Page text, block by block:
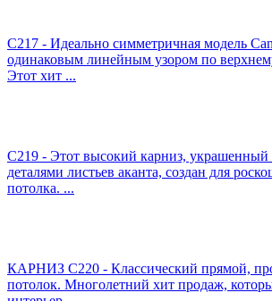
C217 - Идеально симметричная модель
одинаковым линейным узором по
Этот хит ...
C219 - Этот высокий карниз,
деталями листьев аканта, создан для
потолка. ...
КАРНИЗ C220 - Классический прямой,
потолок. Многолетний хит продаж,